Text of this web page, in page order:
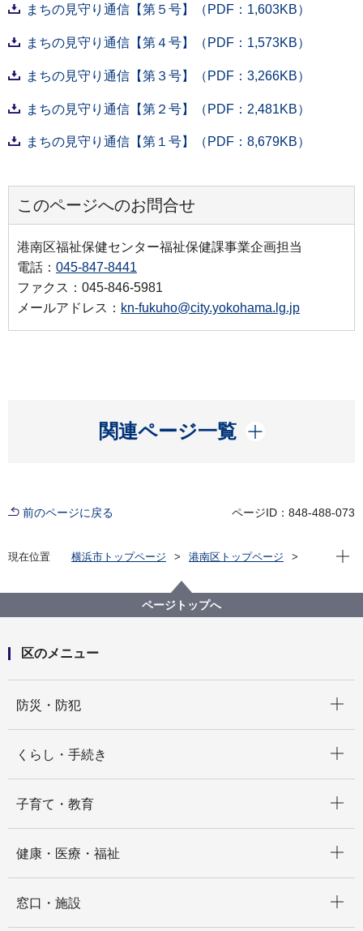
まちの見守り通信【第５号】（PDF：1,603KB）
まちの見守り通信【第４号】（PDF：1,573KB）
まちの見守り通信【第３号】（PDF：3,266KB）
まちの見守り通信【第２号】（PDF：2,481KB）
まちの見守り通信【第１号】（PDF：8,679KB）
このページへのお問合せ
港南区福祉保健センター福祉保健課事業企画担当
電話： 045-847-8441
ファクス：045-846-5981
メールアドレス： kn-fukuho@city.yokohama.lg.jp
関連ページ一覧
開く
前のページに戻る ページID：848-488-073
現在位置 横浜市トップページ
港南区トップページ
港南区地域福祉保健計画
見守り協力事業者の取組
現在
ページトップへ
区のメニュー
防災・防犯
くらし・手続き
子育て・教育
健康・医療・福祉
窓口・施設